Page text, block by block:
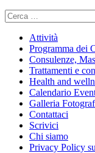
Ricerca
per:
Attività
Programma dei
Consulenze,
Trattamenti e
Health and
Calendario
Galleria
Contattaci
Scrivici
Chi siamo
Privacy Policy